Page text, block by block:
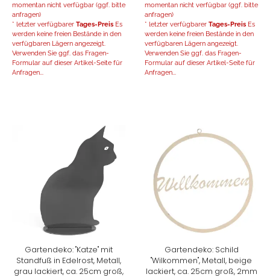
momentan nicht verfügbar (ggf. bitte
anfragen)
* letzter verfügbarer Tages-Preis Es
werden keine freien Bestände in den
verfügbaren Lägern angezeigt.
Verwenden Sie ggf. das Fragen-
Formular auf dieser Artikel-Seite für
Anfragen...
momentan nicht verfügbar (ggf. bitte
anfragen)
* letzter verfügbarer Tages-Preis Es
werden keine freien Bestände in den
verfügbaren Lägern angezeigt.
Verwenden Sie ggf. das Fragen-
Formular auf dieser Artikel-Seite für
Anfragen...
Gartendeko: "Katze" mit
Standfuß in Edelrost, Metall,
grau lackiert, ca. 25cm groß,
Gartendeko: Schild
"Wilkommen", Metall, beige
lackiert, ca. 25cm groß, 2mm